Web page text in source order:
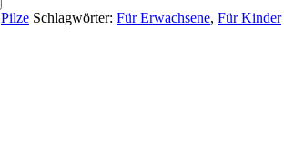
Pilze Schlagwörter: Für Erwachsene, Für Kinder